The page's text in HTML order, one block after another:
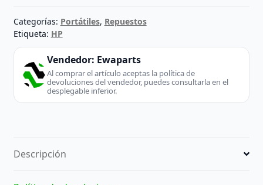
Categorías: Portátiles, Repuestos
Etiqueta: HP
Vendedor: Ewaparts
Al comprar el artículo aceptas la política de
devoluciones del vendedor, puedes consultarla en el
desplegable inferior.
Descripción